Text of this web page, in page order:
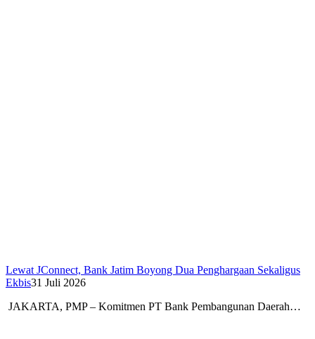
Lewat JConnect, Bank Jatim Boyong Dua Penghargaan Sekaligus
Ekbis31 Juli 2026
JAKARTA, PMP – Komitmen PT Bank Pembangunan Daerah…